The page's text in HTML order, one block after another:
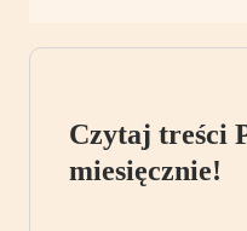
Czytaj treści
miesięcznie!